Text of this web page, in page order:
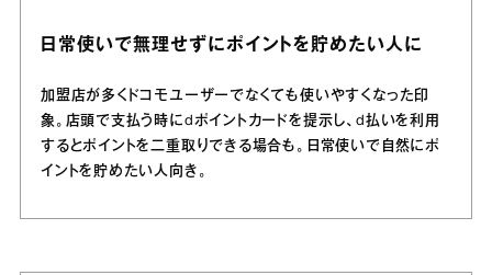
日常使いで無理せずにポイントを貯めたい人に
加盟店が多くドコモユーザーでなくても使いやすくなった印
象。店頭で支払う時にdポイントカードを提示し、d払いを利用
するとポイントを二重取りできる場合も。日常使いで自然にポ
イントを貯めたい人向き。